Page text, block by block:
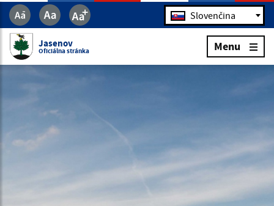
Jazyk Slovenčina
Jasenov
Oficiálna stránka Menu